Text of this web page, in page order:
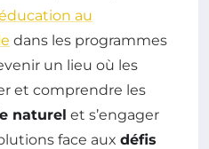
au
dans les programmes
un lieu où les
et comprendre les
naturel et s’engager
face aux défis